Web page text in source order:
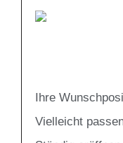
Ihre
Vielleicht